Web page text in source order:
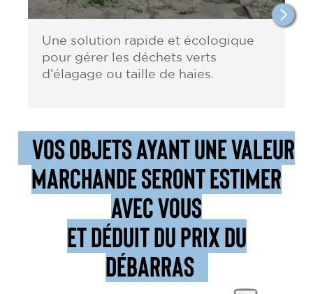
Une solution rapide et écologique
pour gérer les déchets verts
d’élagage ou taille de haies.
VOS OBJETS AYANT UNE VALEUR
MARCHANDE SERONT ESTIMER
AVEC VOUS
ET DÉDUIT DU PRIX DU
DÉBARRAS